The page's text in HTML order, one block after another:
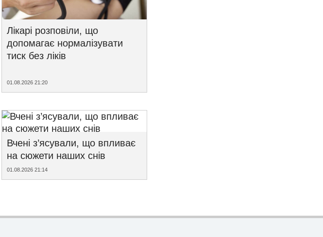
Лікарі розповіли, що
допомагає нормалізувати
тиск без ліків
01.08.2026 21:20
Вчені з’ясували, що впливає
на сюжети наших снів
01.08.2026 21:14